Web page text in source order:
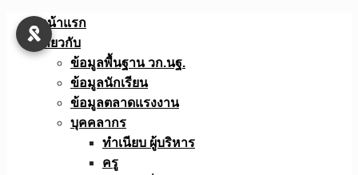
Skip
หน้าแรก
เกี่ยวกับ
ข้อมูลพื้นฐาน วก.นฐ.
ข้อมูลนักเรียน
ข้อมูลตลาดแรงงาน
บุคคลากร
ทำเนียบ ผู้บริหาร
ครู